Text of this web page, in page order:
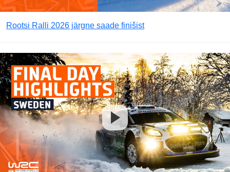
Rootsi Ralli 2026 järgne saade finišist